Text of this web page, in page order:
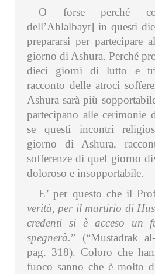
O forse perché
dell’Ahlalbayt] in questi
prepararsi per partecipare
giorno di Ashura. Perché
dieci giorni di lutto e
racconto delle atroci
Ashura sarà più
partecipano alle cerimonie
se questi incontri
giorno di Ashura,
sofferenze di quel giorno
doloroso e insopportabile.
E’ per questo che il
verità, per il martirio di
credenti si è acceso un
spegnerà.” (“Mustadrak
pag. 318). Coloro che
fuoco sanno che è molto